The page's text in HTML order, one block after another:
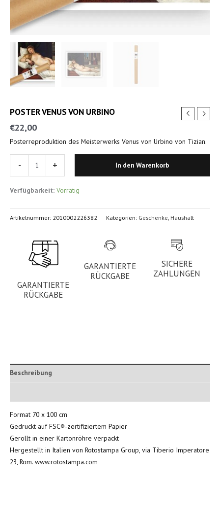
POSTER VENUS VON URBINO
€22,00
Posterreproduktion des Meisterwerks Venus von Urbino von Tizian.
Verfügbarkeit: Vorrätig
- + In den Warenkorb
Artikelnummer: 2010002226382 Kategorien: Geschenke, Haushalt
GARANTIERTE
RÜCKGABE
GARANTIERTE
RÜCKGABE
SICHERE
ZAHLUNGEN
Beschreibung
Format 70 x 100 cm
Gedruckt auf FSC®-zertifiziertem Papier
Gerollt in einer Kartonröhre verpackt
Hergestellt in Italien von Rotostampa Group, via Tiberio Imperatore
23, Rom. www.rotostampa.com